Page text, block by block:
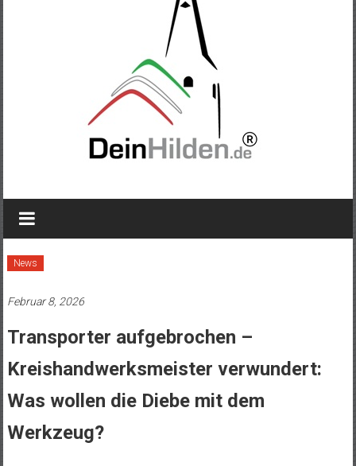
News
Februar 8, 2026
Transporter aufgebrochen –
Kreishandwerksmeister verwundert:
Was wollen die Diebe mit dem
Werkzeug?